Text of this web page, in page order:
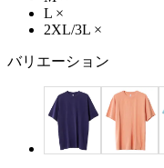
L ×
2XL/3L ×
バリエーション